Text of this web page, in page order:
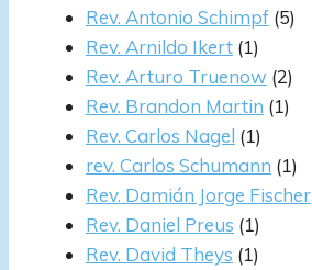
Rev. Antonio Schimpf (5)
Rev. Arnildo Ikert (1)
Rev. Arturo Truenow (2)
Rev. Brandon Martin (1)
Rev. Carlos Nagel (1)
rev. Carlos Schumann (1)
Rev. Damián Jorge Fischer
Rev. Daniel Preus (1)
Rev. David Theys (1)